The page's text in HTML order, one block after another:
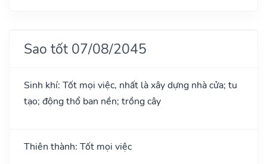
Sao tốt 07/08/2045
Sinh khí: Tốt mọi việc, nhất là xây dựng nhà cửa; tu
tạo; động thổ ban nền; trồng cây
Thiên thành: Tốt mọi việc